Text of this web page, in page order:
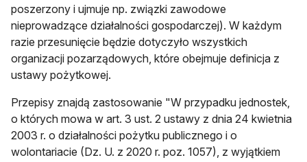
poszerzony i ujmuje np. związki zawodowe
nieprowadzące działalności gospodarczej). W każdym
razie przesunięcie będzie dotyczyło wszystkich
organizacji pozarządowych, które obejmuje definicja z
ustawy pożytkowej.
Przepisy znajdą zastosowanie "W przypadku jednostek,
o których mowa w art. 3 ust. 2 ustawy z dnia 24 kwietnia
2003 r. o działalności pożytku publicznego i o
wolontariacie (Dz. U. z 2020 r. poz. 1057), z wyjątkiem